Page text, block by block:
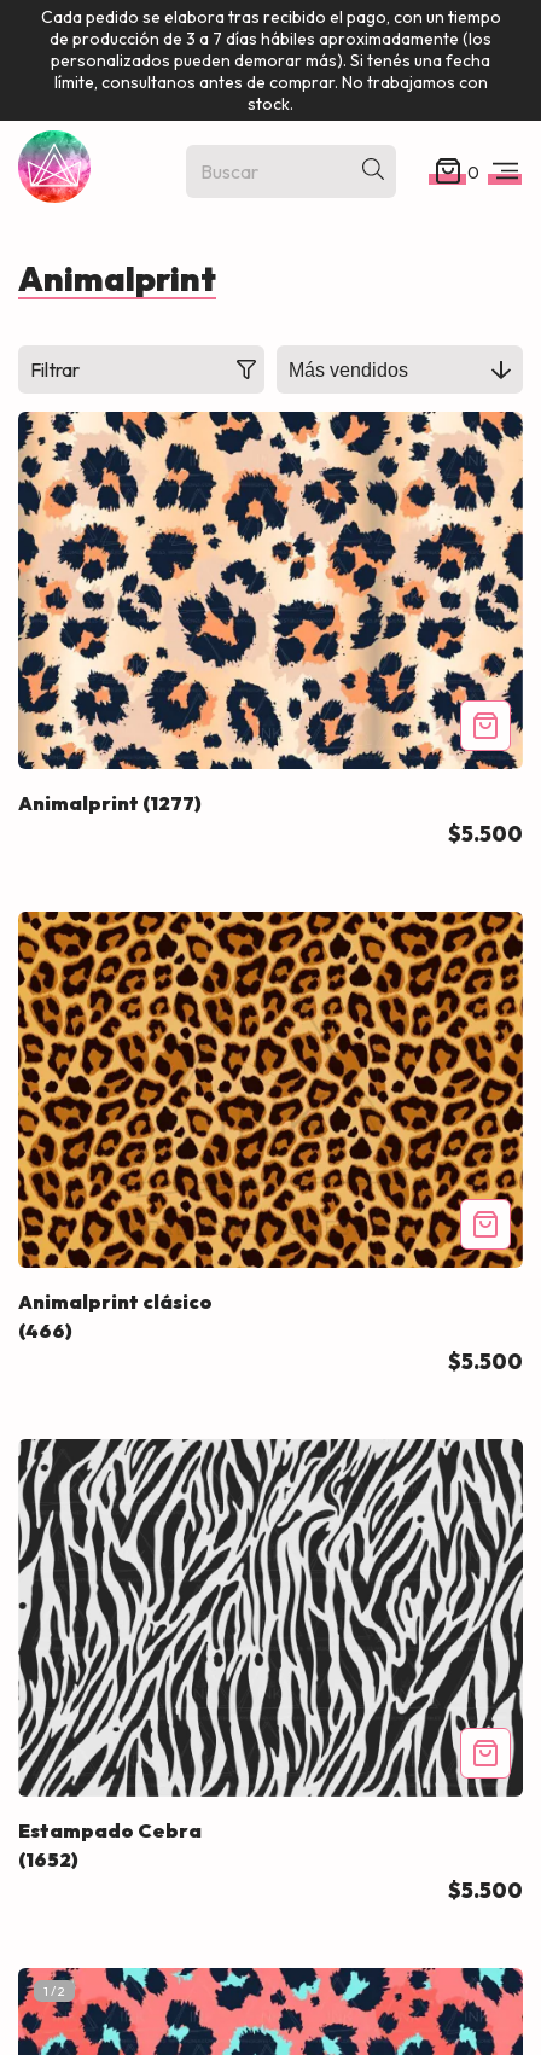
Cada pedido se elabora tras recibido el pago, con un tiempo
de producción de 3 a 7 días hábiles aproximadamente (los
personalizados pueden demorar más). Si tenés una fecha
límite, consultanos antes de comprar. No trabajamos con
stock.
0
Animalprint
Filtrar
Animalprint (1277)
$5.500
Animalprint clásico
(466)
$5.500
Estampado Cebra
(1652)
$5.500
1 /2